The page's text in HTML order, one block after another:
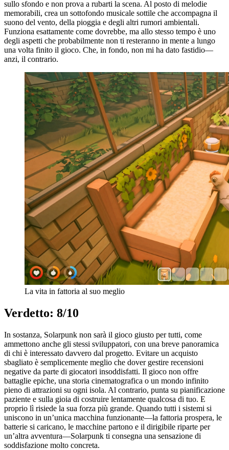
sullo sfondo e non prova a rubarti la scena. Al posto di melodie
memorabili, crea un sottofondo musicale sottile che accompagna il
suono del vento, della pioggia e degli altri rumori ambientali.
Funziona esattamente come dovrebbe, ma allo stesso tempo è uno
degli aspetti che probabilmente non ti resteranno in mente a lungo
una volta finito il gioco. Che, in fondo, non mi ha dato fastidio—
anzi, il contrario.
La vita in fattoria al suo meglio
Verdetto: 8/10
In sostanza, Solarpunk non sarà il gioco giusto per tutti, come
ammettono anche gli stessi sviluppatori, con una breve panoramica
di chi è interessato davvero dal progetto. Evitare un acquisto
sbagliato è semplicemente meglio che dover gestire recensioni
negative da parte di giocatori insoddisfatti. Il gioco non offre
battaglie epiche, una storia cinematografica o un mondo infinito
pieno di attrazioni su ogni isola. Al contrario, punta su pianificazione
paziente e sulla gioia di costruire lentamente qualcosa di tuo. E
proprio lì risiede la sua forza più grande. Quando tutti i sistemi si
uniscono in un’unica macchina funzionante—la fattoria prospera, le
batterie si caricano, le macchine partono e il dirigibile riparte per
un’altra avventura—Solarpunk ti consegna una sensazione di
soddisfazione molto concreta.